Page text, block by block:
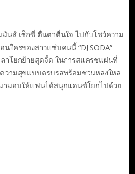
นส์ เซ็กซี่ ตื่นตาตื่นใจ ไปกับโชว์ความ
ใครของสาวแซ่บคนนี้ “DJ SODA”
าโยกย้ายสุดจี้ด ในการสแครชแผ่นที่
วามสุขแบบครบรสพร้อมชวนหลงใหล
ามอบให้แฟนได้สนุกแดนซ์โยกไปด้วย